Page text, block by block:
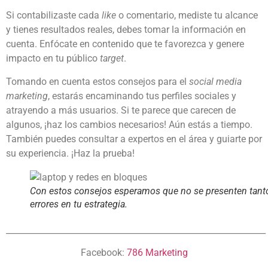
Si contabilizaste cada like o comentario, mediste tu alcance
y tienes resultados reales, debes tomar la información en
cuenta. Enfócate en contenido que te favorezca y genere
impacto en tu público target.
Tomando en cuenta estos consejos para el social media
marketing, estarás encaminando tus perfiles sociales y
atrayendo a más usuarios. Si te parece que carecen de
algunos, ¡haz los cambios necesarios! Aún estás a tiempo.
También puedes consultar a expertos en el área y guiarte por
su experiencia. ¡Haz la prueba!
Con estos consejos esperamos que no se presenten
errores en tu estrategia.
Facebook: 786 Marketing